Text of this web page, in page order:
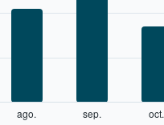
ago. sep. oct.